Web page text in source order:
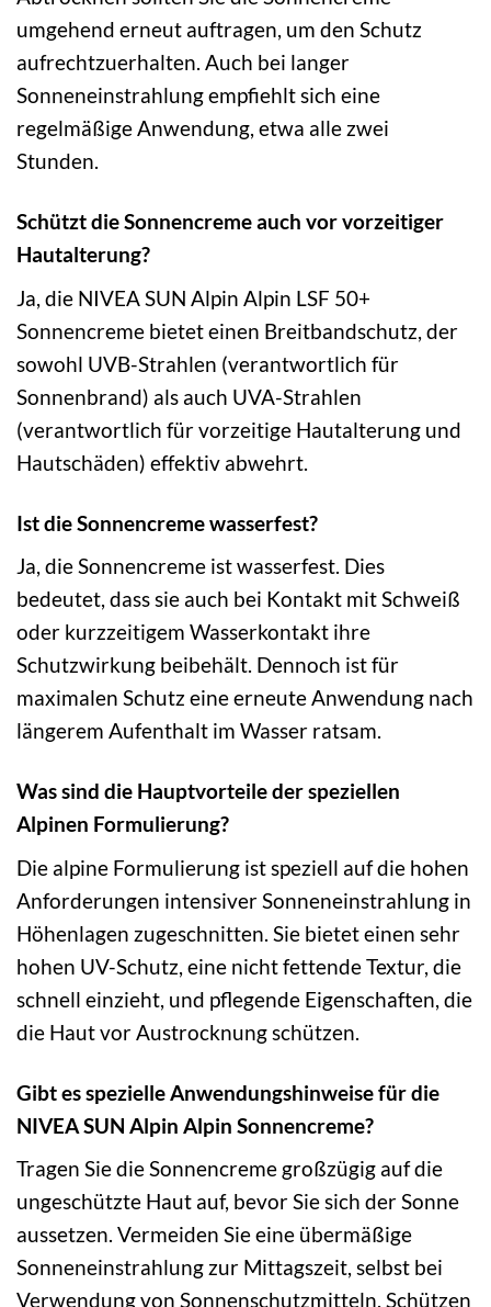
umgehend erneut auftragen, um den Schutz
aufrechtzuerhalten. Auch bei langer
Sonneneinstrahlung empfiehlt sich eine
regelmäßige Anwendung, etwa alle zwei
Stunden.
Schützt die Sonnencreme auch vor vorzeitiger
Hautalterung?
Ja, die NIVEA SUN Alpin Alpin LSF 50+
Sonnencreme bietet einen Breitbandschutz, der
sowohl UVB-Strahlen (verantwortlich für
Sonnenbrand) als auch UVA-Strahlen
(verantwortlich für vorzeitige Hautalterung und
Hautschäden) effektiv abwehrt.
Ist die Sonnencreme wasserfest?
Ja, die Sonnencreme ist wasserfest. Dies
bedeutet, dass sie auch bei Kontakt mit Schweiß
oder kurzzeitigem Wasserkontakt ihre
Schutzwirkung beibehält. Dennoch ist für
maximalen Schutz eine erneute Anwendung nach
längerem Aufenthalt im Wasser ratsam.
Was sind die Hauptvorteile der speziellen
Alpinen Formulierung?
Die alpine Formulierung ist speziell auf die hohen
Anforderungen intensiver Sonneneinstrahlung in
Höhenlagen zugeschnitten. Sie bietet einen sehr
hohen UV-Schutz, eine nicht fettende Textur, die
schnell einzieht, und pflegende Eigenschaften, die
die Haut vor Austrocknung schützen.
Gibt es spezielle Anwendungshinweise für die
NIVEA SUN Alpin Alpin Sonnencreme?
Tragen Sie die Sonnencreme großzügig auf die
ungeschützte Haut auf, bevor Sie sich der Sonne
aussetzen. Vermeiden Sie eine übermäßige
Sonneneinstrahlung zur Mittagszeit, selbst bei
Verwendung von Sonnenschutzmitteln. Schützen